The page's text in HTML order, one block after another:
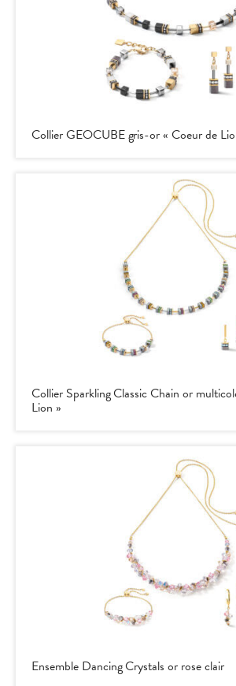
Collier GEOCUBE gris-or « Coeur de
Collier Sparkling Classic Chain or
Lion »
Ensemble Dancing Crystals or rose clair